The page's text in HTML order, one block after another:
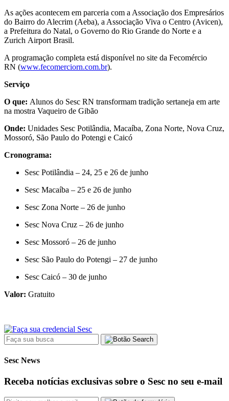
As ações acontecem em parceria com a Associação dos Empresários
do Bairro do Alecrim (Aeba), a Associação Viva o Centro (Avicen),
a Prefeitura do Natal, o Governo do Rio Grande do Norte e a
Zurich Airport Brasil.
A programação completa está disponível no site da Fecomércio
RN (www.fecomerciorn.com.br).
Serviço
O que: Alunos do Sesc RN transformam tradição sertaneja em arte
na mostra Vaqueiro de Gibão
Onde: Unidades Sesc Potilândia, Macaíba, Zona Norte, Nova Cruz,
Mossoró, São Paulo do Potengi e Caicó
Cronograma:
Sesc Potilândia – 24, 25 e 26 de junho
Sesc Macaíba – 25 e 26 de junho
Sesc Zona Norte – 26 de junho
Sesc Nova Cruz – 26 de junho
Sesc Mossoró – 26 de junho
Sesc São Paulo do Potengi – 27 de junho
Sesc Caicó – 30 de junho
Valor: Gratuito
Sesc News
Receba notícias exclusivas sobre o Sesc no seu e-mail